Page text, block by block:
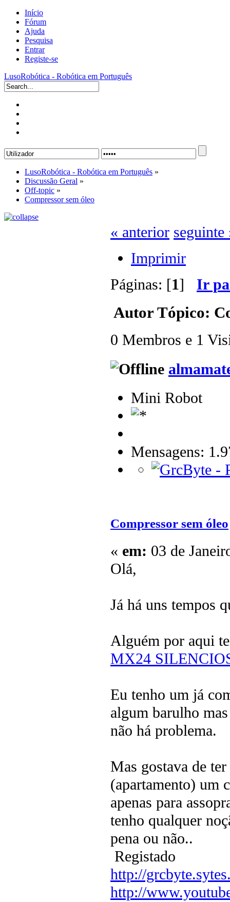
Início
Fórum
Ajuda
Pesquisa
Entrar
Registe-se
LusoRobótica - Robótica em Português
LusoRobótica - Robótica em Português »
Discussão Geral »
Off-topic »
Compressor sem óleo
« anterior seguinte
Imprimir
Páginas: [1] Ir
AutorTópico:
0 Membros e 1
Mini Robot
Mensagens:
Compressor sem óleo
« em: 03 de
Olá,
Já há uns tempos
Alguém por aqui
MX24
Eu tenho um já
algum barulho
não há problema.
Mas gostava de
(apartamento) um
apenas para
tenho qualquer
pena ou não..
Registado
http://
http://